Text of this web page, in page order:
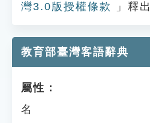
灣3.0版授權條款
」釋出
教育部臺灣客語辭典
屬性：
名